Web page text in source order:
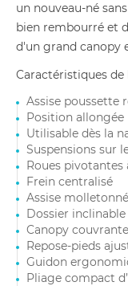
un nouveau-né
bien rembourré et
d'un grand canopy
Caractéristiques de
Assise poussette
Position allongée
Utilisable dès la
Suspensions sur
Roues pivotantes
Frein centralisé
Assise
Dossier inclinable
Canopy
Repose-pieds
Guidon
Pliage compact